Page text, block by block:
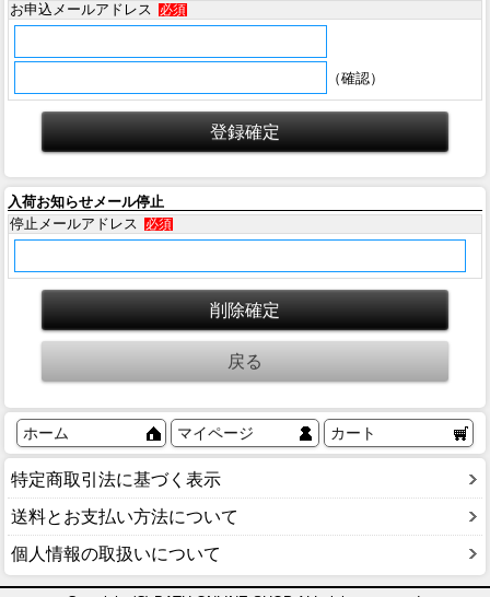
お申込メールアドレス 必須
（確認）
入荷お知らせメール停止
停止メールアドレス
必須
ホーム マイページ カート
特定商取引法に基づく表示
送料とお支払い方法について
個人情報の取扱いについて